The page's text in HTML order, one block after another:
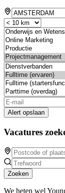
Alert opslaan
Vacatures
Zoeken
We heten wel